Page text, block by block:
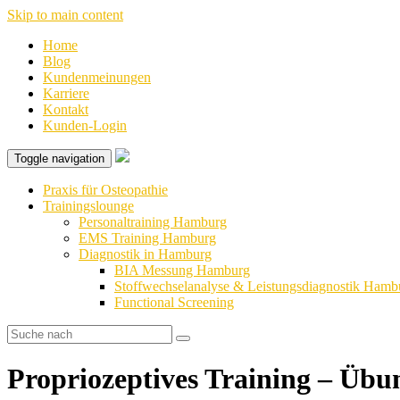
Skip to main content
Home
Blog
Kundenmeinungen
Karriere
Kontakt
Kunden-Login
Toggle navigation
Praxis für Osteopathie
Trainingslounge
Personaltraining Hamburg
EMS Training Hamburg
Diagnostik in Hamburg
BIA Messung Hamburg
Stoffwechselanalyse & Leistungsdiagnostik
Functional Screening
Propriozeptives Training –